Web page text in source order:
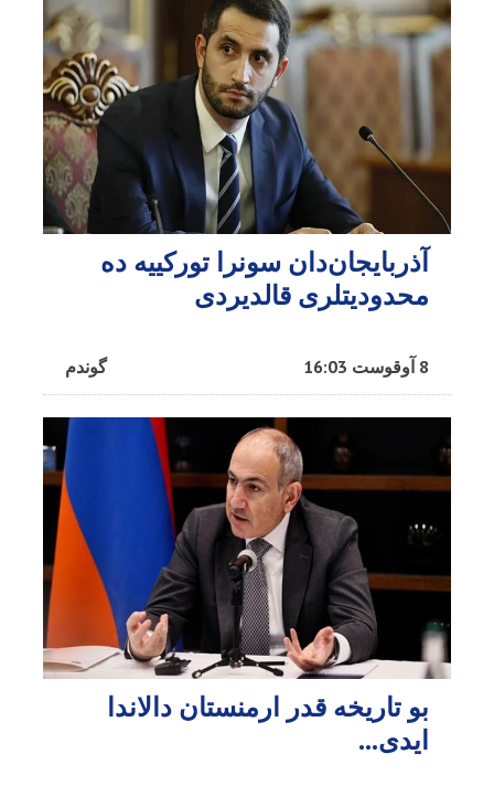
آذربایجان‌دان سونرا تورکییه ده
محدودیتلری قالدیردی
گوندم 8 آوقوست 16:03
بو تاریخه قدر ارمنستان دالاندا
ایدی...